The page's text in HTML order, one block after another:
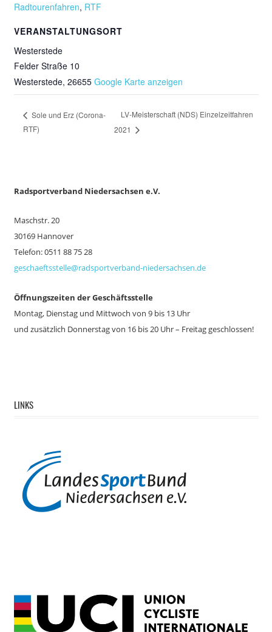
Radtourenfahren, RTF
VERANSTALTUNGSORT
Westerstede
Felder Straße 10
Westerstede, 26655 Google Karte anzeigen
Sole und Erz (Corona-
RTF)
LV-Meisterschaft (NDS) Einzelzeitfahren
2021
Radsportverband Niedersachsen e.V.
Maschstr. 20
30169 Hannover
Telefon: 0511 88 75 28
geschaeftsstelle@radsportverband-niedersachsen.de
Öffnungszeiten der Geschäftsstelle
Montag, Dienstag und Mittwoch von 9 bis 13 Uhr
und zusätzlich Donnerstag von 16 bis 20 Uhr – Freitag geschlossen!
LINKS